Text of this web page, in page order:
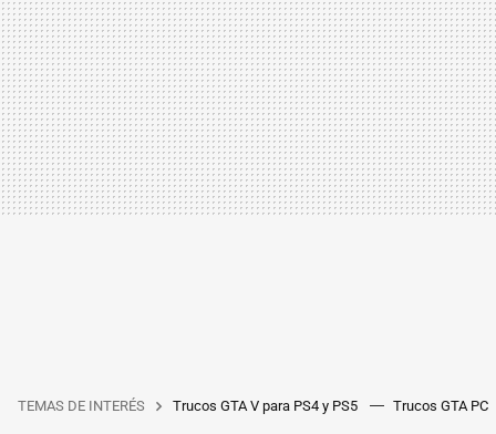
TEMAS DE INTERÉS Trucos GTA V para PS4 y PS5 Trucos GTA PC